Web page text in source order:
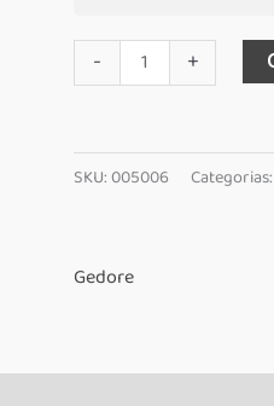
-
Chave
Estrela
17x19
quantidade
+
SKU:005006 Categorias:
Gedore